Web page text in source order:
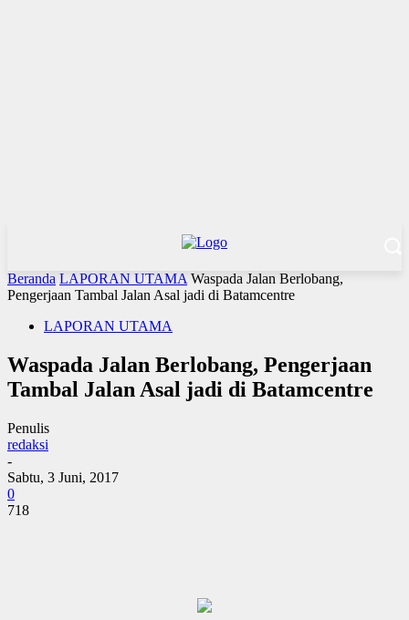
Beranda LAPORAN UTAMA Waspada Jalan Berlobang,
Pengerjaan Tambal Jalan Asal jadi di Batamcentre
LAPORAN UTAMA
Waspada Jalan Berlobang, Pengerjaan
Tambal Jalan Asal jadi di Batamcentre
Penulis
redaksi
-
Sabtu, 3 Juni, 2017
0
718